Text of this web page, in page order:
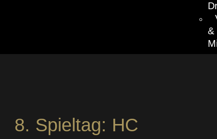
&
8. Spieltag: HC